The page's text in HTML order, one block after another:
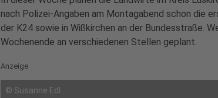
nach Polizei-Angaben am Montagabend schon die
der K24 sowie in Wißkirchen an der Bundesstraße.
Wochenende an verschiedenen Stellen geplant.
Anzeige
© Susanne Edl